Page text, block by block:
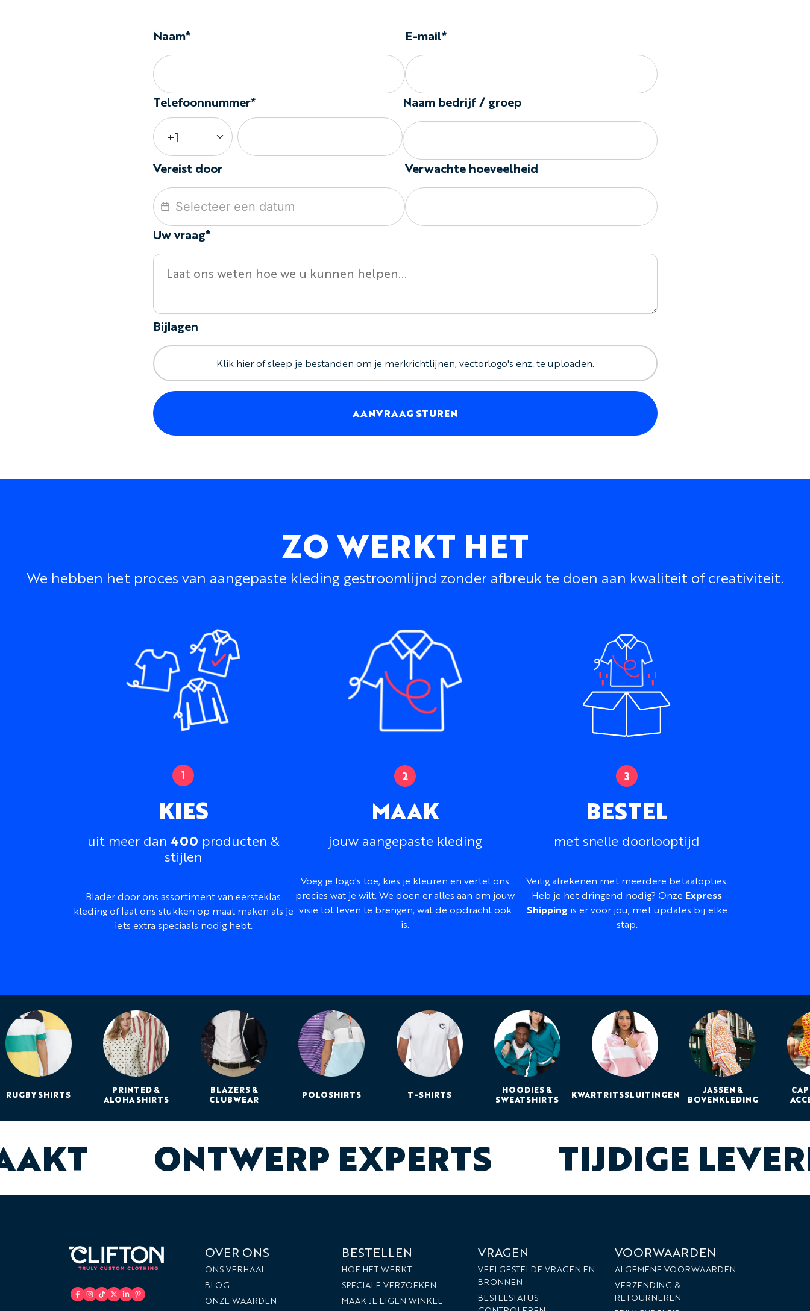
Naam* E-mail*
Telefoonnummer* Naam bedrijf / groep
Vereist door Verwachte hoeveelheid
Uw vraag*
Bijlagen
Klik hier of sleep je bestanden om je merkrichtlijnen, vectorlogo's enz. te uploaden.
AANVRAAG STUREN
ZO WERKT HET
We hebben het proces van aangepaste kleding gestroomlijnd zonder afbreuk te doen aan kwaliteit of creativiteit.
KIES
uit meer dan 400 producten &
stijlen
Blader door ons assortiment van eersteklas
kleding of laat ons stukken op maat maken als je
iets extra speciaals nodig hebt.
MAAK
jouw aangepaste kleding
Voeg je logo's toe, kies je kleuren en vertel ons
precies wat je wilt. We doen er alles aan om jouw
visie tot leven te brengen, wat de opdracht ook
is.
BESTEL
met snelle doorlooptijd
Veilig afrekenen met meerdere betaalopties.
Heb je het dringend nodig? Onze Express
Shipping is er voor jou, met updates bij elke
stap.
RUGBY SHIRTS
PRINTED &
ALOHA SHIRTS
BLAZERS &
CLUBWEAR
POLOSHIRTS T-SHIRTS
HOODIES &
SWEATSHIRTS
KWARTRITSSLUITINGEN
JASSEN &
BOVENKLEDING
TIJDIGE
ONTWERP EXPERTS
OVER ONS
ONS VERHAAL
BLOG
ONZE WAARDEN
BESTELLEN
HOE HET WERKT
SPECIALE VERZOEKEN
MAAK JE EIGEN WINKEL
VRAGEN
VEELGESTELDE VRAGEN EN
BRONNEN
BESTELSTATUS
VOORWAARDEN
ALGEMENE VOORWAARDEN
VERZENDING &
RETOURNEREN